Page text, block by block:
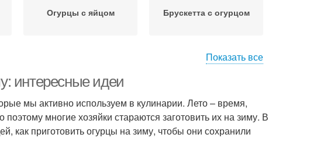
Огурцы с яйцом Брускетта с огурцом
Показать все
интересные идеи
мы активно используем в кулинарии. Лето – время,
многие хозяйки стараются заготовить их на зиму. В
как приготовить огурцы на зиму, чтобы они сохранили